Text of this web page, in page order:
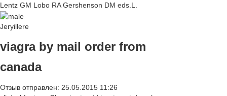
Lentz GM Lobo RA Gershenson DM eds.L.
Jeryillere
viagra by mail order from
canada
Отзыв отправлен: 25.05.2015 11:26